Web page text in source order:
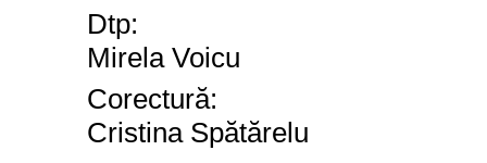
Dtp:
Mirela Voicu
Corectură:
Cristina Spătărelu